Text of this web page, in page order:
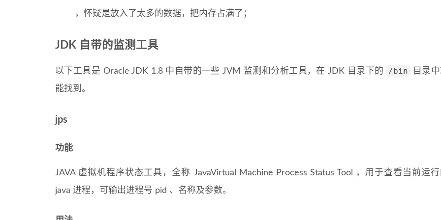
，怀疑是放入了太多的数据，把内存占满了；
JDK 自带的监测工具
以下工具是 Oracle JDK 1.8 中自带的一些 JVM 监测和分析工具，在 JDK 目录下的 /bin
目录
能找到。
jps
功能
JAVA 虚拟机程序状态工具，全称 JavaVirtual Machine Process Status Tool ，用于查看当前运
java 进程，可输出进程号 pid 、名称及参数。